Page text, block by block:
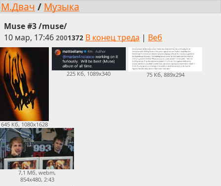
М.Двач / Музыка
Muse #3 /muse/
10 мар, 17:46 2001372 В конец треда | Веб
645 Кб, 1080x1628
225 Кб, 1089x340 75 Кб, 889x294
7,1 Мб, webm,
854x480, 2:43